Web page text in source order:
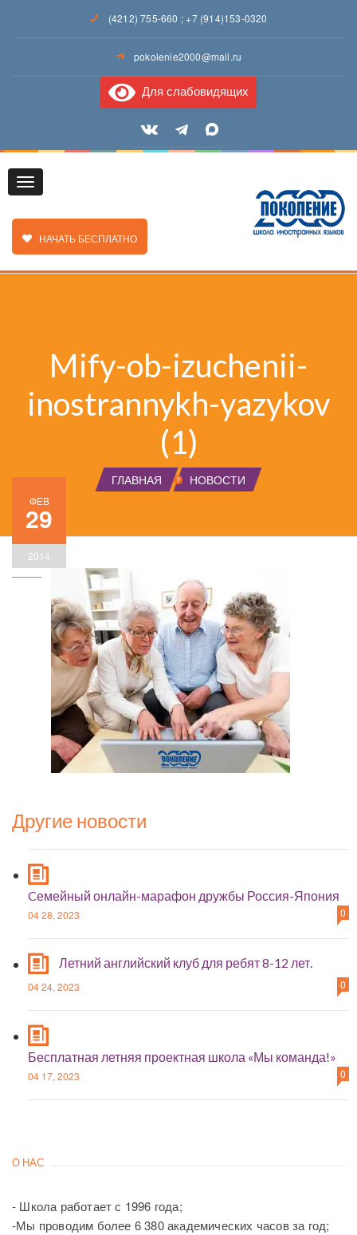
(4212) 755-660 ;+7 (914)153-0320
pokolenie2000@mail.ru
Для слабовидящих
Toggle
ЗАКАЗАТЬ ЗВОНОК
НАЧАТЬ БЕСПЛАТНО
Mify-ob-izuchenii-
inostrannykh-yazykov
(1)
ГЛАВНАЯ НОВОСТИ
ФЕВ
29
2014
Другие новости
Cемейный онлайн-марафон дружбы Россия-Япония
04 28, 2023 0
Летний английский клуб для ребят 8-12 лет.
04 24, 2023 0
Бесплатная летняя проектная школа «Мы команда!»
04 17, 2023 0
О НАС
- Школа работает с 1996 года;
-Мы проводим более 6 380 академических часов за год;